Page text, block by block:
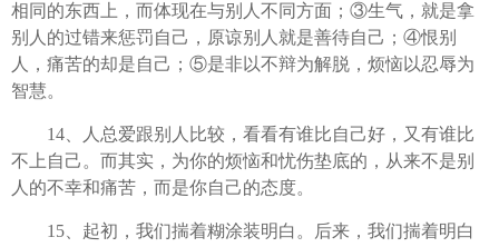
相同的东西上，而体现在与别人不同方面；③生气，就是拿
别人的过错来惩罚自己，原谅别人就是善待自己；④恨别
人，痛苦的却是自己；⑤是非以不辩为解脱，烦恼以忍辱为
智慧。
14、人总爱跟别人比较，看看有谁比自己好，又有谁比
不上自己。而其实，为你的烦恼和忧伤垫底的，从来不是别
人的不幸和痛苦，而是你自己的态度。
15、起初，我们揣着糊涂装明白。后来，我们揣着明白